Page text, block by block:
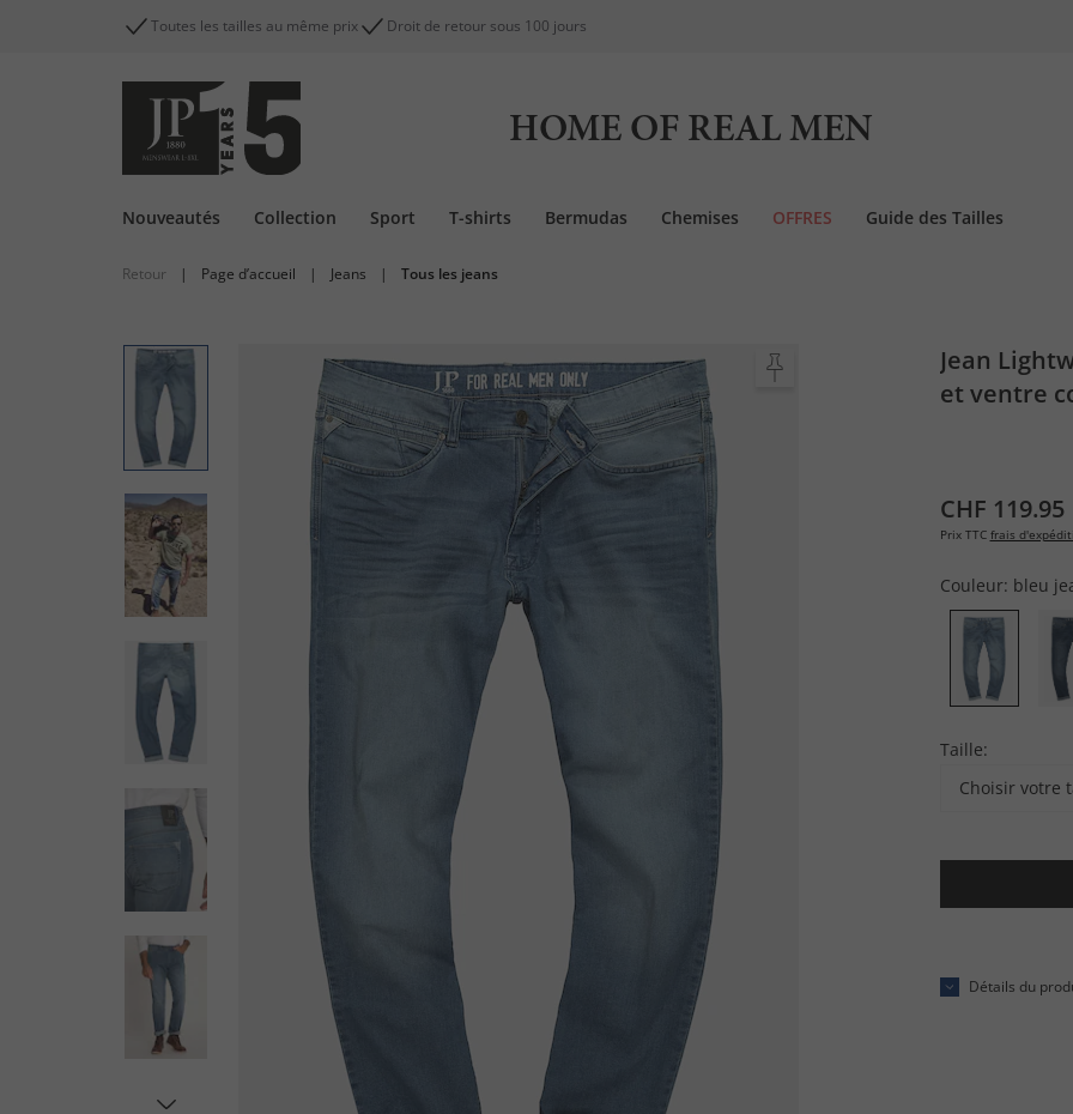
Toutes les tailles au même prix Droit de retour sous 100 jours
HOME OF REAL MEN
Nouveautés Collection Sport T-shirts Bermudas Chemises OFFRES Guide des Tailles
Retour | Page d’accueil | Jeans | Tous les jeans
Jean
et ventre
CHF 119.95
Prix TTC frais
Couleur: bleu
Taille:
Choisir votre
Détails du